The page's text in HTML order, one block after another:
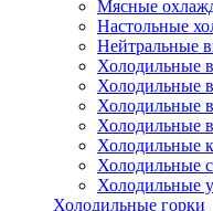
Мясные
Настольные
Нейтральные
Холодильные
Холодильные
Холодильные
Холодильные
Холодильные
Холодильные
Холодильные
Холодильные горки